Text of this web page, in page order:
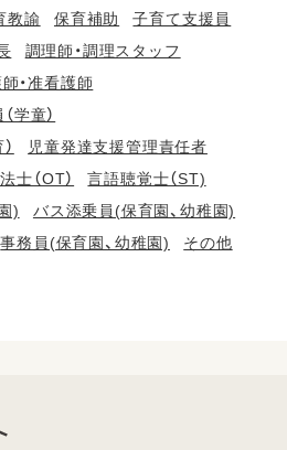
教諭 保育補助
子育て支援員
調理師・調理スタッフ
・准看護師
学童）
児童発達支援管理責任者
士（OT）
言語聴覚士（ST)
)
バス添乗員(保育園、幼稚園)
事務員(保育園、幼稚園) その他